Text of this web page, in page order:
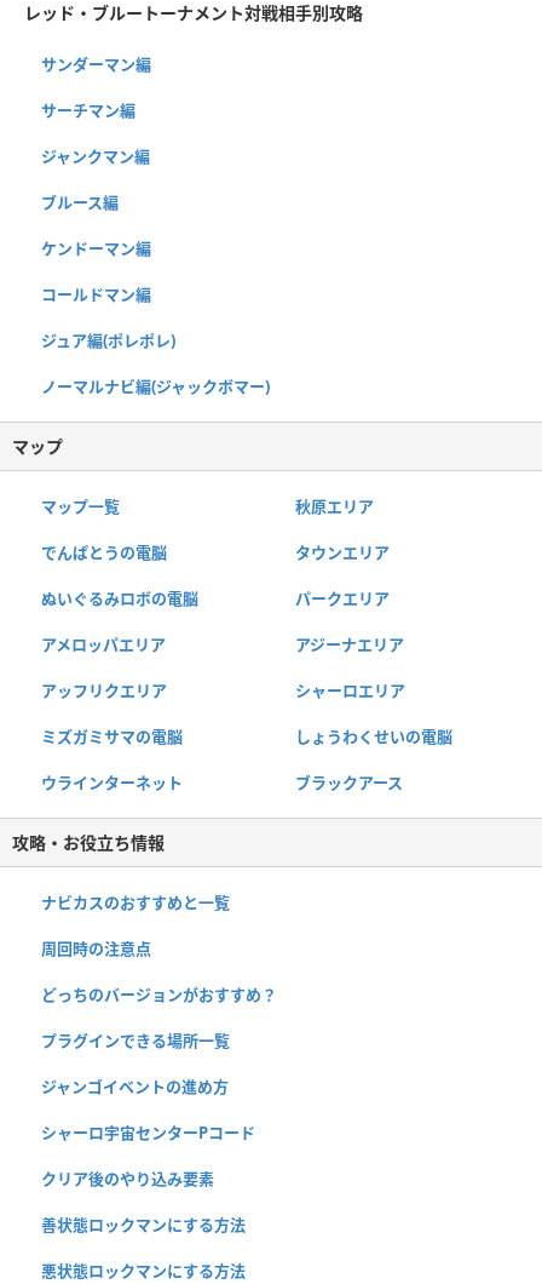
レッド・ブルートーナメント対戦相手別攻略
サンダーマン編
サーチマン編
ジャンクマン編
ブルース編
ケンドーマン編
コールドマン編
ジュア編(ポレポレ)
ノーマルナビ編(ジャックボマー)
マップ
マップ一覧 秋原エリア
でんぱとうの電脳 タウンエリア
ぬいぐるみロボの電脳 パークエリア
アメロッパエリア アジーナエリア
アッフリクエリア シャーロエリア
ミズガミサマの電脳 しょうわくせいの電脳
ウラインターネット ブラックアース
攻略・お役立ち情報
ナビカスのおすすめと一覧
周回時の注意点
どっちのバージョンがおすすめ？
プラグインできる場所一覧
ジャンゴイベントの進め方
シャーロ宇宙センターPコード
クリア後のやり込み要素
善状態ロックマンにする方法
悪状態ロックマンにする方法